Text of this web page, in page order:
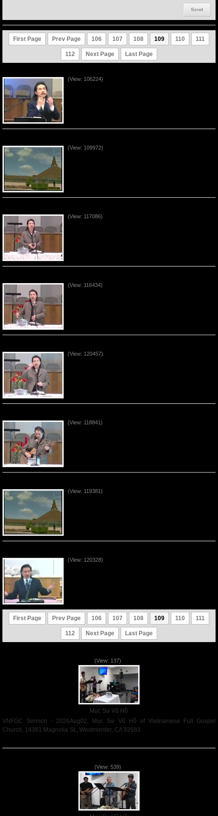
First Page Prev Page 106 107 108 109 110 111
112 Next Page Last Page
(View: 106224)
(View: 109972)
(View: 117086)
(View: 116434)
(View: 120457)
(View: 118841)
(View: 119381)
(View: 120328)
First Page Prev Page 106 107 108 109 110 111
112 Next Page Last Page
(View: 137)
Mục Sư Vũ Hồ
VNFGC Sermon - 2026Aug02, Mục Sư Vũ Hồ of Vietnamese Full Gospel
Church, 14381 Magnolia St., Westminster, CA 92683
(View: 539)